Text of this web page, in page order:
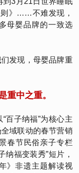
则》……不难发现，
母婴品牌的一致选
发现，母婴品牌重
重中之重。
百子纳福”为核心主
域联动的春节营销
春节民俗亲子专栏
纳福变装秀”短片，
》非遗主题解读视